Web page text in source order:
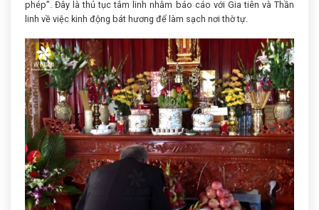
phép”. Đây là thủ tục tâm linh nhằm báo cáo với Gia tiên và Thần
linh về việc kinh động bát hương để làm sạch nơi thờ tự.